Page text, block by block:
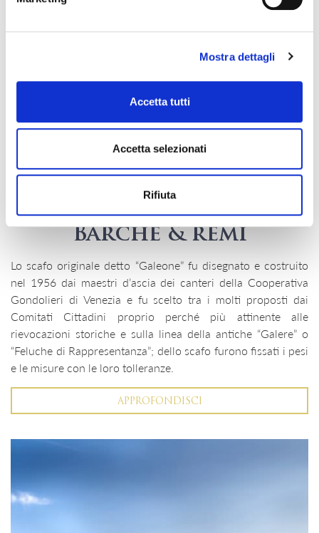
Mostra dettagli
Accetta tutti
Accetta selezionati
Rifiuta
TECNICA
Barche & remi
Lo scafo originale detto “Galeone” fu disegnato e costruito
nel 1956 dai maestri d’ascia dei canteri della Cooperativa
Gondolieri di Venezia e fu scelto tra i molti proposti dai
Comitati Cittadini proprio perché più attinente alle
rievocazioni storiche e sulla linea della antiche “Galere” o
“Feluche di Rappresentanza”; dello scafo furono fissati i pesi
e le misure con le loro tolleranze.
APPROFONDISCI